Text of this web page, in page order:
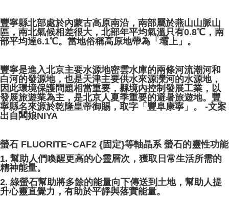
豐寧縣北部處於內蒙古高原南沿，南部屬於燕山山脈山
區，南北氣候相差很大，北部年平均氣溫只有0.8℃，南
部平均達6.1℃。當地俗稱高原地帶為「壩上」。
豐寧是進入北京主要水源地密雲水庫的兩條河流潮河和
白河的發源地，也是天津主要供水來源灤河的水源地，
因此環境保護問題相當重要，縣境內控制發展工業，以
發展旅遊業為主，是北京人夏季重要的避暑旅遊地。豐
寧縣名來源於乾隆皇帝御賜，取字「豐阜康寧」。 -文案
出自闆娘NIYA
螢石 FLUORITE~CAF2 {固定}等軸晶系 螢石的靈性功能
1. 幫助人們喚醒更高的心靈層次，獲取日常生活所需的
精神能量。
2. 綠螢石幫助將多餘的能量向下傳送到土地，幫助人提
升心靈直覺力，有助於平靜與落實能量。